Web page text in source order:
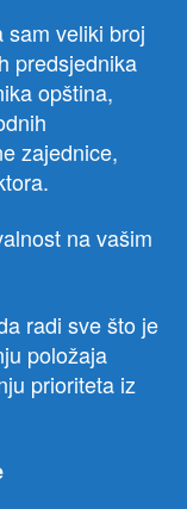
sam veliki broj
predsjednika
opština,
zajednice,
na vašim
radi sve što je
položaja
prioriteta iz